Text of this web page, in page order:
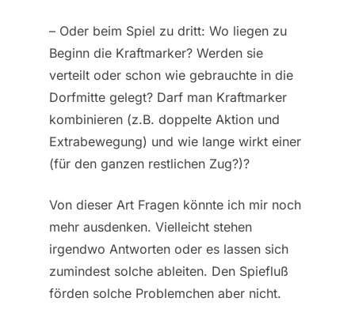
– Oder beim Spiel zu dritt: Wo liegen zu
Beginn die Kraftmarker? Werden sie
verteilt oder schon wie gebrauchte in die
Dorfmitte gelegt? Darf man Kraftmarker
kombinieren (z.B. doppelte Aktion und
Extrabewegung) und wie lange wirkt einer
(für den ganzen restlichen Zug?)?
Von dieser Art Fragen könnte ich mir noch
mehr ausdenken. Vielleicht stehen
irgendwo Antworten oder es lassen sich
zumindest solche ableiten. Den Spiefluß
förden solche Problemchen aber nicht.